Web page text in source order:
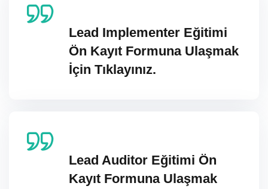
Lead Implementer Eğitimi
Ön Kayıt Formuna Ulaşmak
İçin Tıklayınız.
Lead Auditor Eğitimi Ön
Kayıt Formuna Ulaşmak